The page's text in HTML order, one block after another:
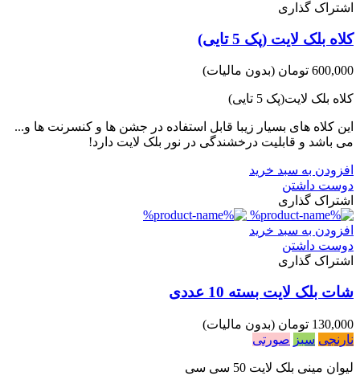
اشتراک گذاری
کلاه بلک لایت (پک 5 تایی)
600,000 تومان (بدون مالیات)
کلاه بلک لایت(پک 5 تایی)
این کلاه های بسیار زیبا قابل استفاده در جشن ها و کنسرنت ها و...
می باشد و قابلیت درخشندگی در نور بلک لایت دارد!
افزودن به سبد خرید
دوست داشتن
اشتراک گذاری
افزودن به سبد خرید
دوست داشتن
اشتراک گذاری
شات بلک لایت بسته 10 عددی
130,000 تومان
(بدون مالیات)
نارنجی سبز صورتی
لیوان مینی بلک لایت 50 سی سی